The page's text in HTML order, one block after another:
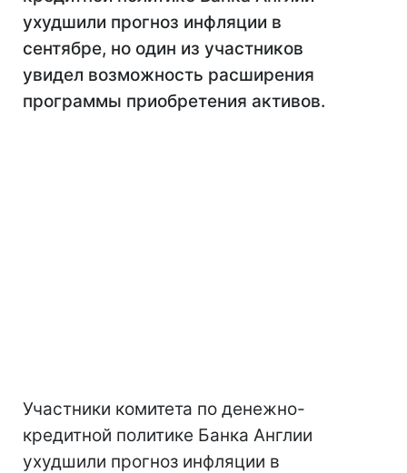
ухудшили прогноз инфляции в
сентябре, но один из участников
увидел возможность расширения
программы приобретения активов.
Участники комитета по денежно-
кредитной политике Банка Англии
ухудшили прогноз инфляции в